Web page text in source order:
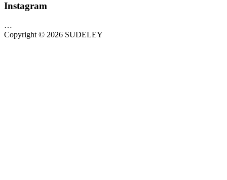
Instagram
…
Copyright © 2026 SUDELEY